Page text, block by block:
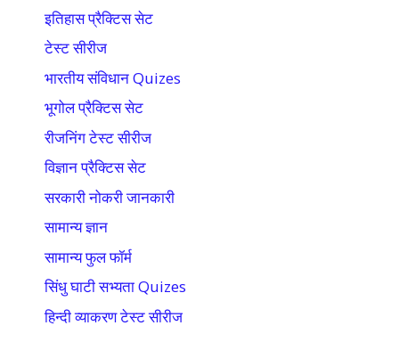
इतिहास प्रैक्टिस सेट
टेस्ट सीरीज
भारतीय संविधान Quizes
भूगोल प्रैक्टिस सेट
रीजनिंग टेस्ट सीरीज
विज्ञान प्रैक्टिस सेट
सरकारी नोकरी जानकारी
सामान्य ज्ञान
सामान्य फुल फॉर्म
सिंधु घाटी सभ्यता Quizes
हिन्दी व्याकरण टेस्ट सीरीज